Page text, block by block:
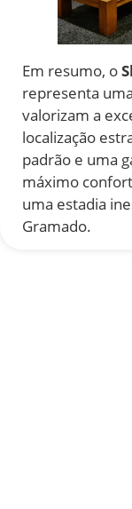
Em resumo, o
representa
valorizam a
localização
padrão e uma
máximo
uma estadia
Gramado.